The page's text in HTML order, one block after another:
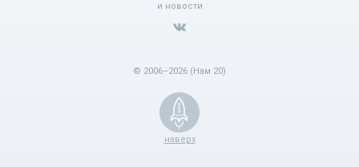
и новости
© 2006–2026 (Нам 20)
наверх